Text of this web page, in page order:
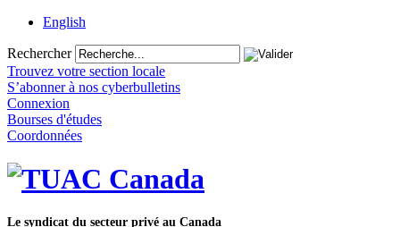
English
Rechercher
Trouvez votre section locale
S’abonner à nos cyberbulletins
Connexion
Bourses d'études
Coordonnées
Le syndicat du secteur privé au Canada